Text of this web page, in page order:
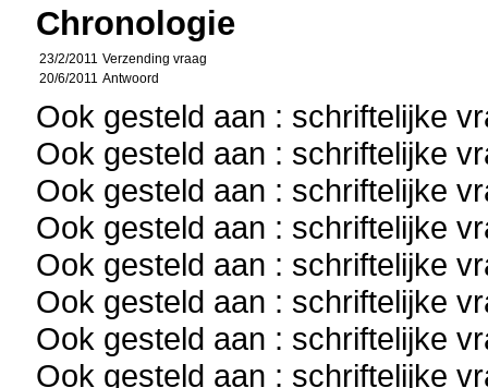
Chronologie
23/2/2011 Verzending vraag
20/6/2011 Antwoord
Ook gesteld aan : schriftelijke
Ook gesteld aan : schriftelijke
Ook gesteld aan : schriftelijke
Ook gesteld aan : schriftelijke
Ook gesteld aan : schriftelijke
Ook gesteld aan : schriftelijke
Ook gesteld aan : schriftelijke
Ook gesteld aan : schriftelijke